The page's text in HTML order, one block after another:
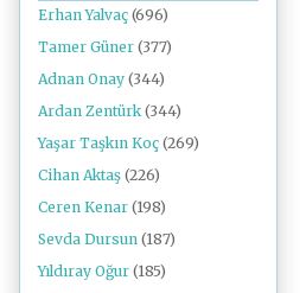
Erhan Yalvaç (696)
Tamer Güner (377)
Adnan Onay (344)
Ardan Zentürk (344)
Yaşar Taşkın Koç (269)
Cihan Aktaş (226)
Ceren Kenar (198)
Sevda Dursun (187)
Yıldıray Oğur (185)